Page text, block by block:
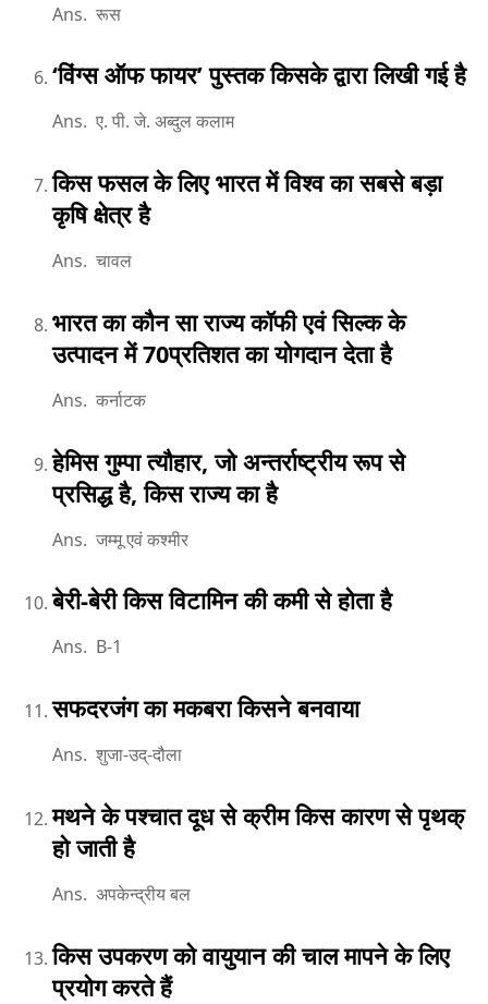
Ans. रूस
‘विंग्स ऑफ फायर’ पुस्तक किसके द्वारा लिखी गई है
Ans. ए. पी. जे. अब्दुल कलाम
किस फसल के लिए भारत में विश्व का सबसे बड़ा
कृषि क्षेत्र है
Ans. चावल
भारत का कौन सा राज्य कॉफी एवं सिल्क के
उत्पादन में 70प्रतिशत का योगदान देता है
Ans. कर्नाटक
हेमिस गुम्पा त्यौहार, जो अन्तर्राष्ट्रीय रूप से
प्रसिद्ध है, किस राज्य का है
Ans. जम्मू एवं कश्मीर
बेरी-बेरी किस विटामिन की कमी से होता है
Ans. B-1
सफदरजंग का मकबरा किसने बनवाया
Ans. शुजा-उद्-दौला
मथने के पश्चात दूध से क्रीम किस कारण से पृथक्
हो जाती है
Ans. अपकेन्द्रीय बल
किस उपकरण को वायुयान की चाल मापने के लिए
प्रयोग करते हैं